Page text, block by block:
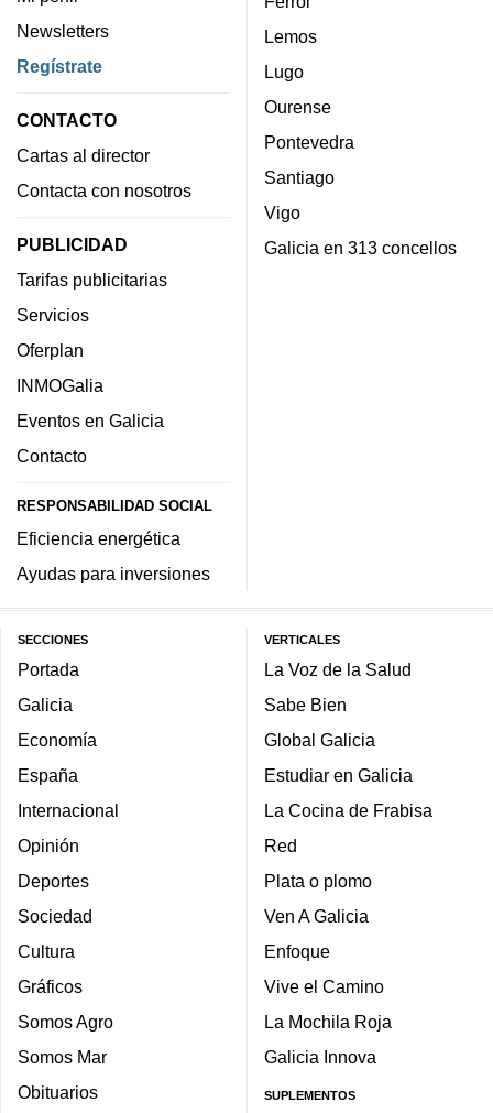
Newsletters
Regístrate
CONTACTO
Cartas al director
Contacta con nosotros
PUBLICIDAD
Tarifas publicitarias
Servicios
Oferplan
INMOGalia
Eventos en Galicia
Contacto
RESPONSABILIDAD SOCIAL
Eficiencia energética
Ayudas para inversiones
Lemos
Lugo
Ourense
Pontevedra
Santiago
Vigo
Galicia en 313 concellos
SECCIONES
Portada
Galicia
Economía
España
Internacional
Opinión
Deportes
Sociedad
Cultura
Gráficos
Somos Agro
Somos Mar
Obituarios
VERTICALES
La Voz de la Salud
Sabe Bien
Global Galicia
Estudiar en Galicia
La Cocina de Frabisa
Red
Plata o plomo
Ven A Galicia
Enfoque
Vive el Camino
La Mochila Roja
Galicia Innova
SUPLEMENTOS